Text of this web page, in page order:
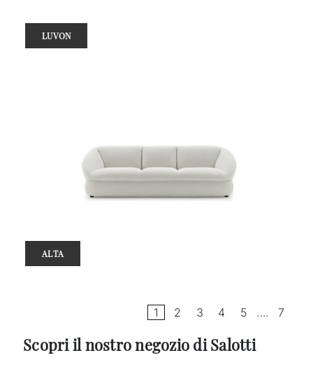
LUVON
ALTA
1 2 3 4 5 .... 7
Scopri il nostro negozio di Salotti